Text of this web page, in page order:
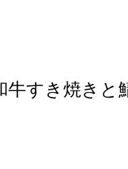
牛すき焼きと